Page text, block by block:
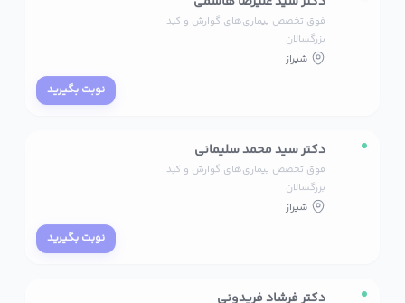
فوق تخصص بیماری‌های گوارش و کبد
بزرگسالان
شیراز
نوبت بگیرید
دکتر سید محمد سلیمانی
فوق تخصص بیماری‌های گوارش و کبد
بزرگسالان
شیراز
نوبت بگیرید
دکتر فرشاد فریدونی